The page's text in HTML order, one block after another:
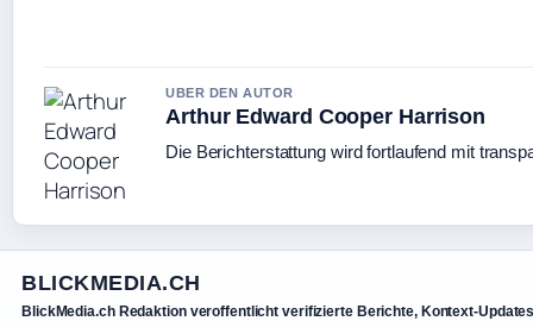
UBER DEN AUTOR
Arthur Edward Cooper Harrison
Die Berichterstattung wird fortlaufend mit
BLICKMEDIA.CH
BlickMedia.ch Redaktion veroffentlicht verifizierte Berichte, Kontext-